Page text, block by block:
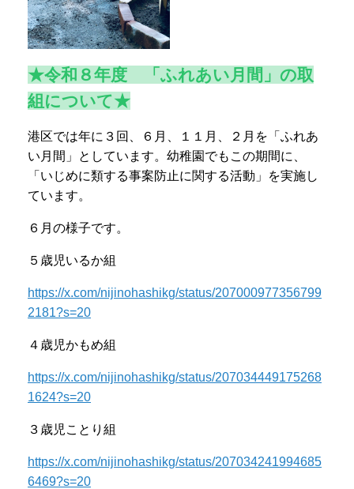
★令和８年度 「ふれあい月間」の取
組について★
港区では年に３回、６月、１１月、２月を「ふれあ
い月間」としています。幼稚園でもこの期間に、
「いじめに類する事案防止に関する活動」を実施し
ています。
６月の様子です。
５歳児いるか組
https://x.com/nijinohashikg/status/207000977356799
2181?s=20
４歳児かもめ組
https://x.com/nijinohashikg/status/207034449175268
1624?s=20
３歳児ことり組
https://x.com/nijinohashikg/status/207034241994685
6469?s=20